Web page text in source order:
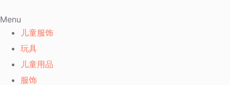
Menu
儿童服饰
玩具
儿童用品
服饰